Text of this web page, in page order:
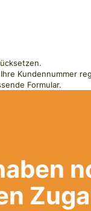
Kundennummer
Formular.